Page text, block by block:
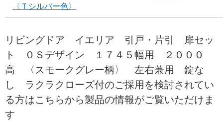
〈Ｔシルバー色〉
リビングドア イエリア 引戸・片引 扉セッ
ト ０Ｓデザイン １７４５幅用 ２０００
高 〈スモークグレー柄〉 左右兼用 錠な
し ラクラクローズ付のご採用を検討されてい
る方はこちらから製品の情報がご覧いただけま
す